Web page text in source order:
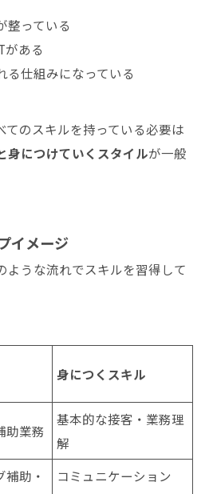
整っている
がある
る仕組みになっている
てのスキルを持っている必要は
身につけていくスタイルが一般
イメージ
ような流れでスキルを習得して
身につくスキル
助業務
基本的な接客・業務理
解
助・
コミュニケーション